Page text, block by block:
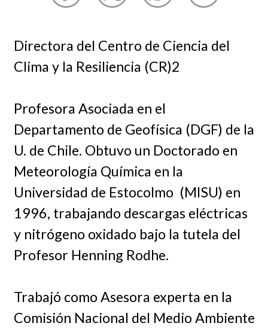
Directora del Centro de Ciencia del
Clima y la Resiliencia (CR)2
Profesora Asociada en el
Departamento de Geofísica (DGF) de la
U. de Chile. Obtuvo un Doctorado en
Meteorología Química en la
Universidad de Estocolmo (MISU) en
1996, trabajando descargas eléctricas
y nitrógeno oxidado bajo la tutela del
Profesor Henning Rodhe.
Trabajó como Asesora experta en la
Comisión Nacional del Medio Ambiente